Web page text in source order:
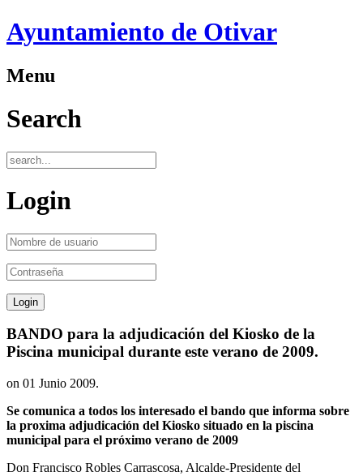
Ayuntamiento de Otivar
Menu
Search
Login
BANDO para la adjudicación del Kiosko de la
Piscina municipal durante este verano de 2009.
on 01 Junio 2009.
Se comunica a todos los interesado el bando que informa sobre
la proxima adjudicación del Kiosko situado en la piscina
municipal para el próximo verano de 2009
Don Francisco Robles Carrascosa, Alcalde-Presidente del